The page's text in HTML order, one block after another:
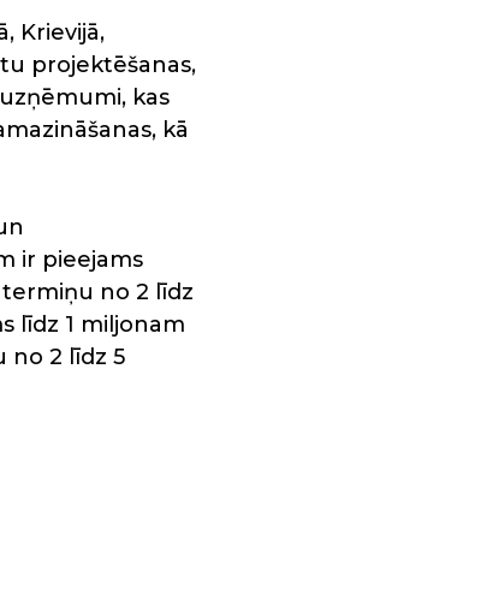
Krievijā,
projektēšanas,
kas
kā
ir pieejams
no 2 līdz
līdz 1 miljonam
no 2 līdz 5